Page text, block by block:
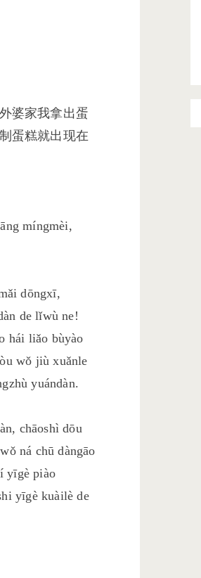
婆家我拿出蛋
蛋糕就出现在
míngmèi,
dōngxī,
de lǐwù ne!
hái liǎo bùyào
wǒ jiù xuǎnle
yuándàn.
chāoshì dōu
ná chū dàngāo
yīgè piào
yīgè kuàilè de